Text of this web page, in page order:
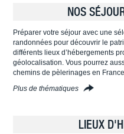
NOS
Préparer votre séjour avec une
randonnées pour découvrir le
différents lieux d’hébergements
géolocalisation. Vous pourrez
chemins de pèlerinages en
Plus de thématiques
LIEUX